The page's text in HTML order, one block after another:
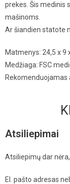
prekes. Šis medinis
mašinoms.
Ar šiandien statote
Matmenys: 24,5 x 9
Medžiaga: FSC
Rekomenduojamas
Atsiliepimai
Atsiliepimų dar
El. pašto adresas